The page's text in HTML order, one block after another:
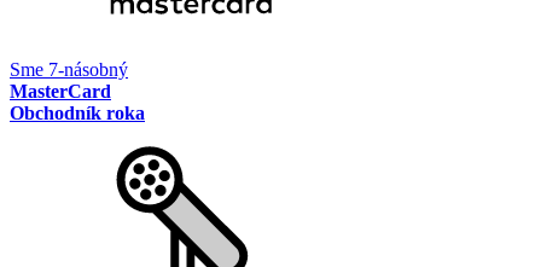
Sme 7-násobný
MasterCard
Obchodník roka